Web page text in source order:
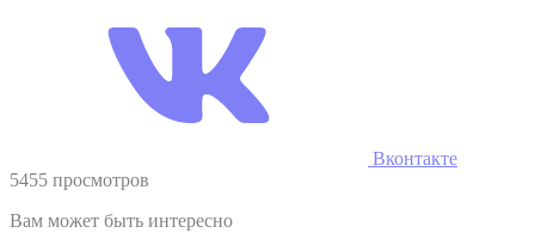
Вконтакте
5455 просмотров
Вам может быть интересно